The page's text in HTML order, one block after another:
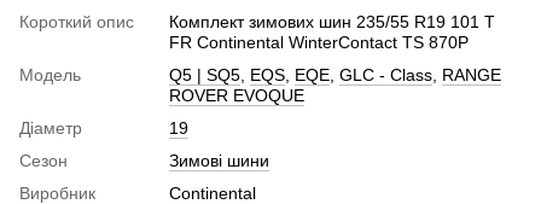
Короткий опис
Комплект зимових шин 235/55 R19 101 T
FR Continental WinterContact TS 870P
Модель
Q5 | SQ5 EQS EQE GLC - Class RANGE
ROVER EVOQUE
Діаметр
19
Сезон
Зимові шини
Виробник
Continental